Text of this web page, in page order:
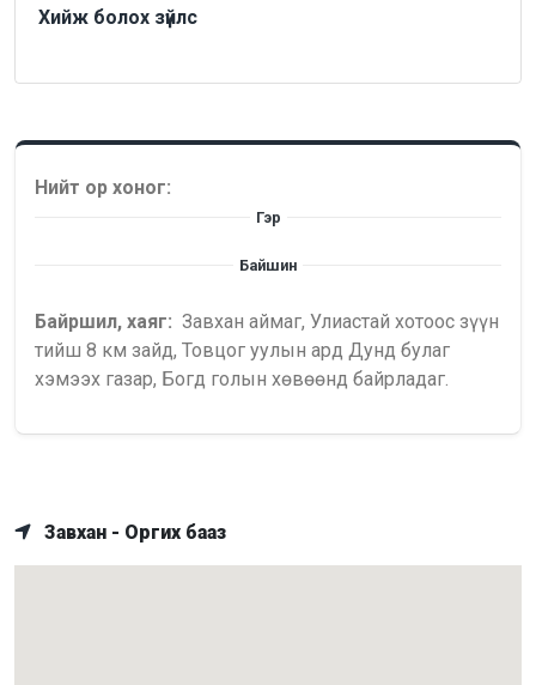
Хийж болох зүйлс
Нийт ор хоног:
Гэр
Байшин
Байршил, хаяг: Завхан аймаг, Улиастай хотоос зүүн
тийш 8 км зайд, Товцог уулын ард Дунд булаг
хэмээх газар, Богд голын хөвөөнд байрладаг.
Завхан - Оргих бааз